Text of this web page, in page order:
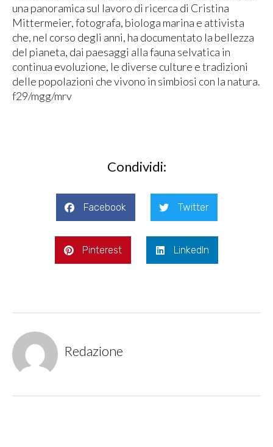
una panoramica sul lavoro di ricerca di Cristina
Mittermeier, fotografa, biologa marina e attivista
che, nel corso degli anni, ha documentato la bellezza
del pianeta, dai paesaggi alla fauna selvatica in
continua evoluzione, le diverse culture e tradizioni
delle popolazioni che vivono in simbiosi con la natura.
f29/mgg/mrv
Condividi:
Facebook Twitter
Pinterest LinkedIn
Redazione